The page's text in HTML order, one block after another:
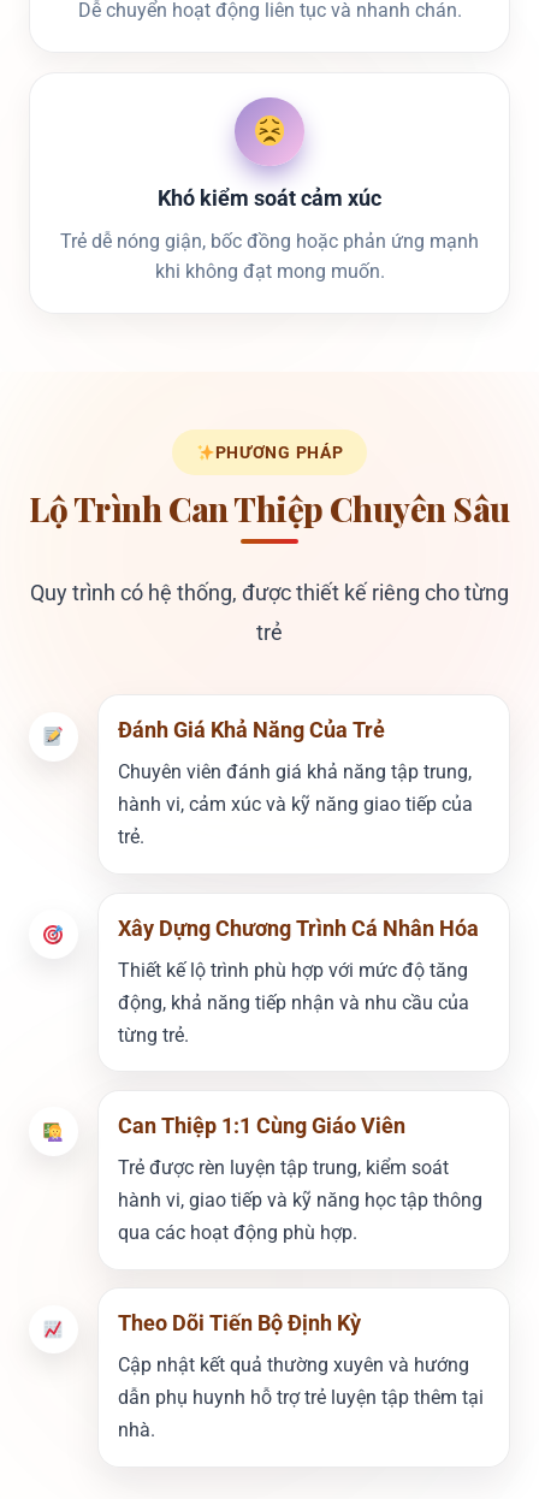
Dễ chuyển hoạt động liên tục và nhanh chán.
Khó kiểm soát cảm xúc
Trẻ dễ nóng giận, bốc đồng hoặc phản ứng mạnh
khi không đạt mong muốn.
PHƯƠNG PHÁP
Lộ Trình Can Thiệp Chuyên Sâu
Quy trình có hệ thống, được thiết kế riêng cho từng
trẻ
Đánh Giá Khả Năng Của Trẻ
Chuyên viên đánh giá khả năng tập trung,
hành vi, cảm xúc và kỹ năng giao tiếp của
trẻ.
Xây Dựng Chương Trình Cá Nhân Hóa
Thiết kế lộ trình phù hợp với mức độ tăng
động, khả năng tiếp nhận và nhu cầu của
từng trẻ.
Can Thiệp 1:1 Cùng Giáo Viên
Trẻ được rèn luyện tập trung, kiểm soát
hành vi, giao tiếp và kỹ năng học tập thông
qua các hoạt động phù hợp.
Theo Dõi Tiến Bộ Định Kỳ
Cập nhật kết quả thường xuyên và hướng
dẫn phụ huynh hỗ trợ trẻ luyện tập thêm tại
nhà.